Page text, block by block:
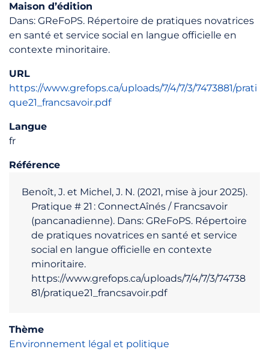
Maison d’édition
Dans: GReFoPS. Répertoire de pratiques novatrices
en santé et service social en langue officielle en
contexte minoritaire.
URL
https://www.grefops.ca/uploads/7/4/7/3/7473881/prati
que21_francsavoir.pdf
Langue
fr
Référence
Benoît, J. et Michel, J. N. (2021, mise à jour 2025).
Pratique # 21 : ConnectAînés / Francsavoir
(pancanadienne). Dans: GReFoPS. Répertoire
de pratiques novatrices en santé et service
social en langue officielle en contexte
minoritaire.
https://www.grefops.ca/uploads/7/4/7/3/74738
81/pratique21_francsavoir.pdf
Thème
Environnement légal et politique